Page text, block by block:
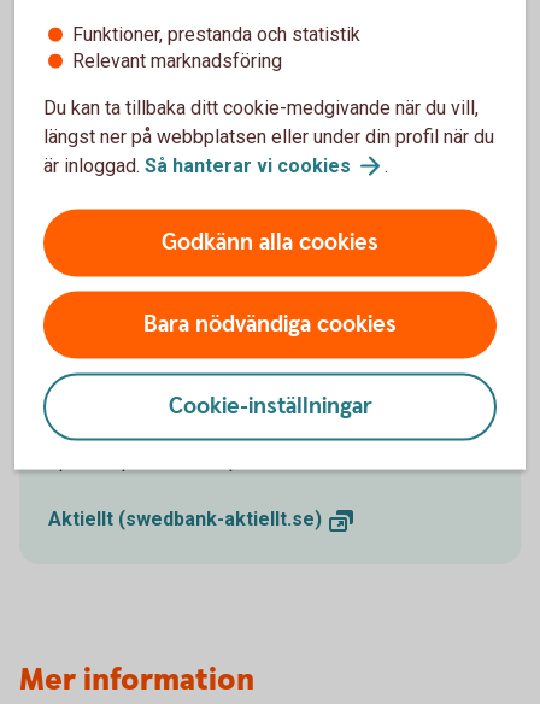
Hållbarhet ifonder
Swedbank Roburshållbarhetsarbete
Fondinspiration
Aktiellt
Dagliga bolagsanalyser, börskommentarer,
aktierekommendationer, förvaltarkommentarer och
Aktiellt (swedbank-aktiellt.se)
Mer information
Funktioner, prestanda och statistik
Relevant marknadsföring
Du kan ta tillbaka ditt cookie-medgivande när du vill,
längst ner på webbplatsen eller under din profil när du
är inloggad. Så hanterar vi cookies .
Godkänn alla cookies
Bara nödvändiga cookies
Cookie-inställningar